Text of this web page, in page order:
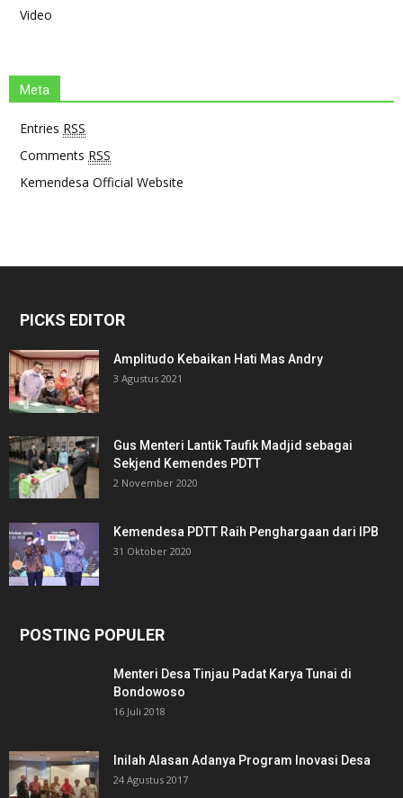
Video
Meta
Entries RSS
Comments RSS
Kemendesa Official Website
PICKS EDITOR
Amplitudo Kebaikan Hati Mas Andry
3 Agustus 2021
Gus Menteri Lantik Taufik Madjid sebagai
Sekjend Kemendes PDTT
2 November 2020
Kemendesa PDTT Raih Penghargaan dari IPB
31 Oktober 2020
POSTING POPULER
Menteri Desa Tinjau Padat Karya Tunai di
Bondowoso
16 Juli 2018
Inilah Alasan Adanya Program Inovasi Desa
24 Agustus 2017